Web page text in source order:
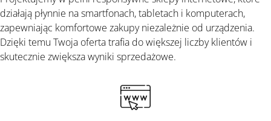
działają płynnie na smartfonach, tabletach i komputerach,
zapewniając komfortowe zakupy niezależnie od urządzenia.
Dzięki temu Twoja oferta trafia do większej liczby klientów i
skutecznie zwiększa wyniki sprzedażowe.